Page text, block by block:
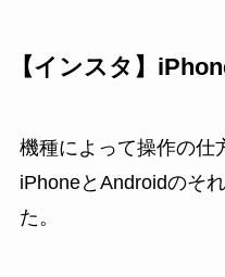
【インスタ】
機種によって操作の仕
iPhoneとAndroidのそ
た。